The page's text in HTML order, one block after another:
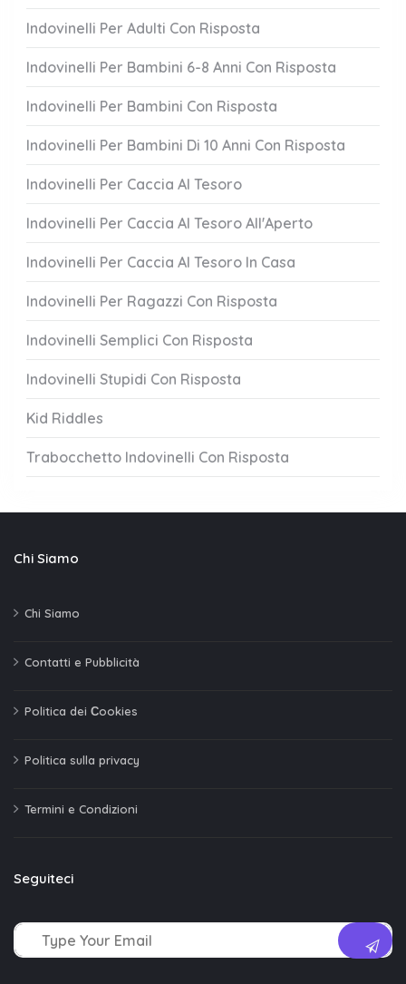
Indovinelli Per Adulti Con Risposta
Indovinelli Per Bambini 6-8 Anni Con Risposta
Indovinelli Per Bambini Con Risposta
Indovinelli Per Bambini Di 10 Anni Con Risposta
Indovinelli Per Caccia Al Tesoro
Indovinelli Per Caccia Al Tesoro All'Aperto
Indovinelli Per Caccia Al Tesoro In Casa
Indovinelli Per Ragazzi Con Risposta
Indovinelli Semplici Con Risposta
Indovinelli Stupidi Con Risposta
Kid Riddles
Trabocchetto Indovinelli Con Risposta
Chi Siamo
Chi Siamo
Contatti e Pubblicità
Politica dei Сookies
Politica sulla privacy
Termini e Condizioni
Seguiteci